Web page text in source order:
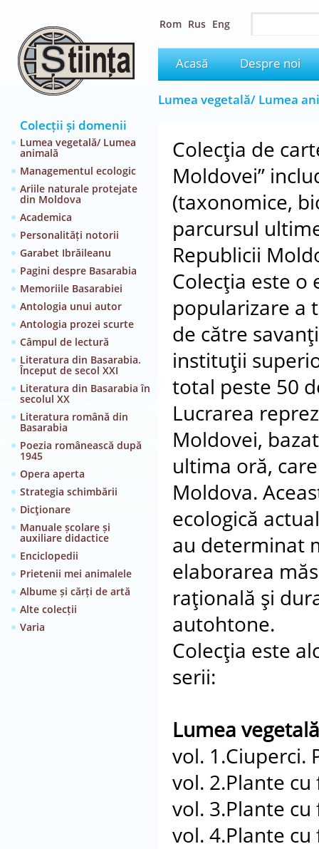
Colecții și domenii
Lumea vegetală/ Lumea
animală
Managementul ecologic
Ariile naturale protejate
din Moldova
Academica
Personalități notorii
Garabet Ibrăileanu
Pagini despre Basarabia
Memoriile Basarabiei
Antologia unui autor
Antologia prozei scurte
Câmpul de lectură
Literatura din Basarabia.
Început de secol XXI
Literatura din Basarabia în
secolul XX
Literatura română din
Basarabia
Poezia românească după
1945
Opera aperta
Strategia schimbării
Dicţionare
Manuale școlare și
auxiliare didactice
Enciclopedii
Prietenii mei animalele
Albume și cărți de artă
Alte colecții
Varia
Rom Rus Eng
Acasă Despre noi
Lumea vegetală/ Lumea
Colecţia de
Moldovei”
(taxonomice,
parcursul
Republicii
Colecţia este o
popularizare a
de către
instituţii
total peste 50
Lucrarea
Moldovei,
ultima oră,
Moldova.
ecologică
au determinat
elaborarea
raţională şi
autohtone.
Colecţia este
serii:
Lumea
vol. 1.Ciuperci.
vol. 2.Plante
vol. 3.Plante
vol. 4.Plante